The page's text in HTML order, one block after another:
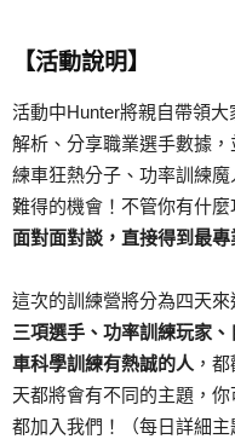
【活動說明】
活動中Hunter將親自帶領
解析、分享職業選手數據
練車狂熱分子、功率訓練
難得的機會！不管你有什
面對面對談，直接得到最
這次的訓練營將分為四天
三項選手、功率訓練玩家
車科學訓練有熱誠的人 ，
天都將會有不同的主題，
都加入我們！（每日詳細主